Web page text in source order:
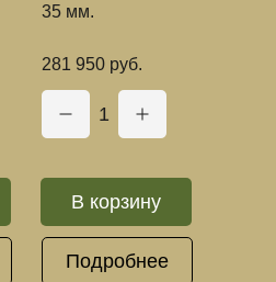
35 мм.
281 950 руб.
1
В корзину
Подробнее